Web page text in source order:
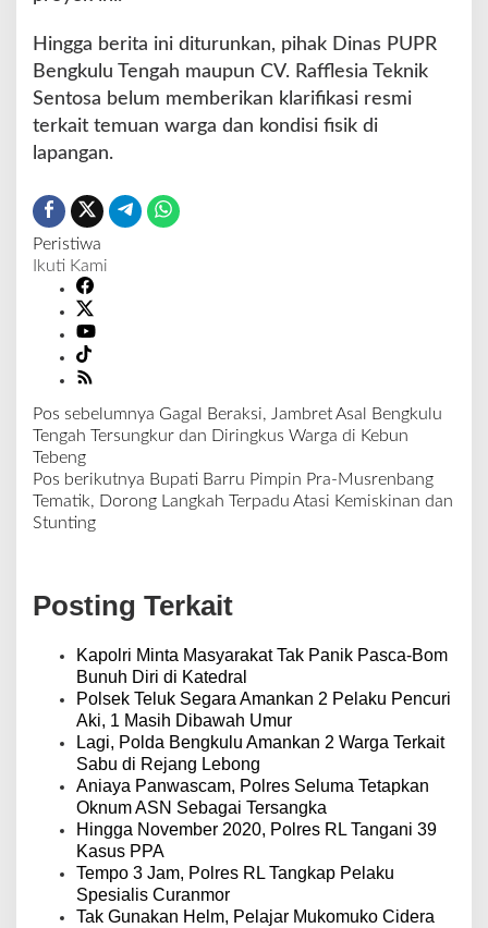
Hingga berita ini diturunkan, pihak Dinas PUPR
Bengkulu Tengah maupun CV. Rafflesia Teknik
Sentosa belum memberikan klarifikasi resmi
terkait temuan warga dan kondisi fisik di
lapangan.
Peristiwa
Ikuti Kami
N
a
v
i
g
i
p
Pos sebelumnya Gagal Beraksi, Jambret Asal Bengkulu
Tengah Tersungkur dan Diringkus Warga di Kebun
Tebeng
Pos berikutnya Bupati Barru Pimpin Pra-Musrenbang
Tematik, Dorong Langkah Terpadu Atasi Kemiskinan dan
Stunting
Posting Terkait
Kapolri Minta Masyarakat Tak Panik Pasca-Bom
Bunuh Diri di Katedral
Polsek Teluk Segara Amankan 2 Pelaku Pencuri
Aki, 1 Masih Dibawah Umur
Lagi, Polda Bengkulu Amankan 2 Warga Terkait
Sabu di Rejang Lebong
Aniaya Panwascam, Polres Seluma Tetapkan
Oknum ASN Sebagai Tersangka
Hingga November 2020, Polres RL Tangani 39
Kasus PPA
Tempo 3 Jam, Polres RL Tangkap Pelaku
Spesialis Curanmor
Tak Gunakan Helm, Pelajar Mukomuko Cidera